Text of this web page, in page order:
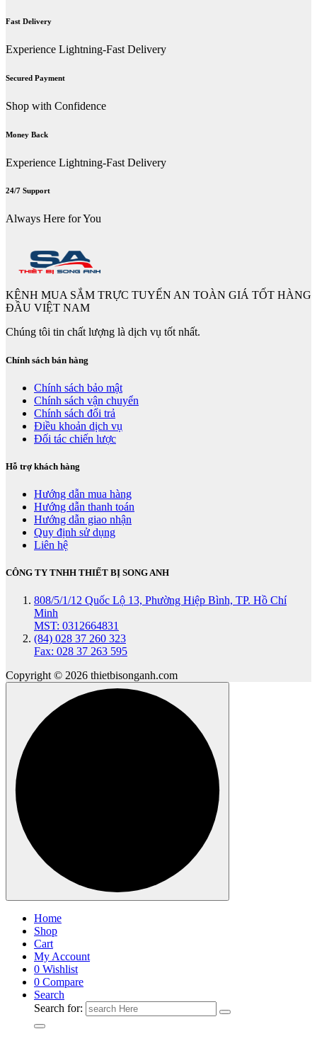
Fast Delivery
Experience Lightning-Fast Delivery
Secured Payment
Shop with Confidence
Money Back
Experience Lightning-Fast Delivery
24/7 Support
Always Here for You
KÊNH MUA SẮM TRỰC TUYẾN AN TOÀN GIÁ TỐT HÀNG
ĐẦU VIỆT NAM
Chúng tôi tin chất lượng là dịch vụ tốt nhất.
Chính sách bán hàng
Chính sách bảo mật
Chính sách vận chuyển
Chính sách đổi trả
Điều khoản dịch vụ
Đối tác chiến lược
Hỗ trợ khách hàng
Hướng dẫn mua hàng
Hướng dẫn thanh toán
Hướng dẫn giao nhận
Quy định sử dụng
Liên hệ
CÔNG TY TNHH THIẾT BỊ SONG ANH
808/5/1/12 Quốc Lộ 13, Phường Hiệp Bình, TP. Hồ Chí
Minh
MST: 0312664831
(84) 028 37 260 323
Fax: 028 37 263 595
Copyright © 2026 thietbisonganh.com
Home
Shop
Cart
My Account
0 Wishlist
0 Compare
Search
Search for: